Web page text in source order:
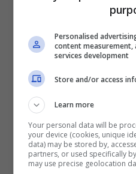
grande passione,
propria accademia di
l’arte tra i giovani e
Personalised
content measurement,
services development
Store and/or access
Learn more
Your personal data will be
your device (cookies, unique
data) may be stored by,
partners, or used specifically
may use precise geolocation